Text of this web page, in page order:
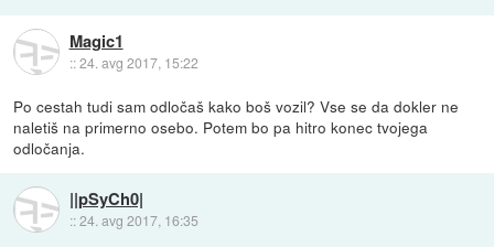
Magic1
::24. avg 2017, 15:22
Po cestah tudi sam odločaš kako boš vozil? Vse se da dokler ne
naletiš na primerno osebo. Potem bo pa hitro konec tvojega
odločanja.
||pSyCh0|
::24. avg 2017, 16:35